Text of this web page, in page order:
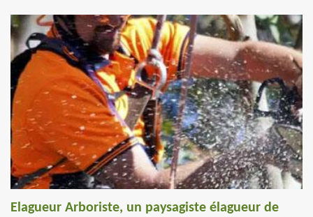
Elagueur Arboriste, un paysagiste élagueur de